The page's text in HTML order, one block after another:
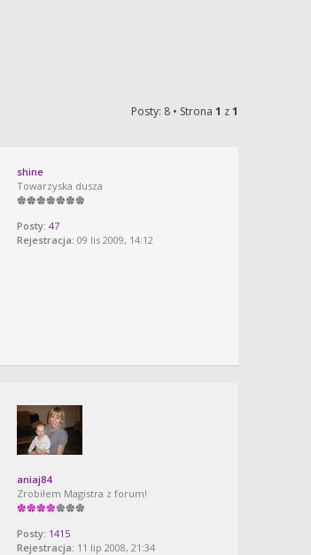
Posty: 8 • Strona 1 z1
shine
Towarzyska dusza
Posty: 47
Rejestracja: 09 lis 2009, 14:12
aniaj84
Zrobiłem Magistra z forum!
Posty: 1415
Rejestracja: 11 lip 2008, 21:34